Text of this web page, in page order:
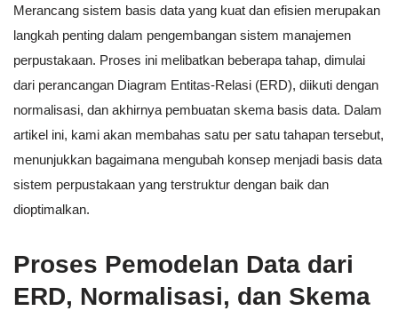
Merancang sistem basis data yang kuat dan efisien merupakan
langkah penting dalam pengembangan sistem manajemen
perpustakaan. Proses ini melibatkan beberapa tahap, dimulai
dari perancangan Diagram Entitas-Relasi (ERD), diikuti dengan
normalisasi, dan akhirnya pembuatan skema basis data. Dalam
artikel ini, kami akan membahas satu per satu tahapan tersebut,
menunjukkan bagaimana mengubah konsep menjadi basis data
sistem perpustakaan yang terstruktur dengan baik dan
dioptimalkan.
Proses Pemodelan Data dari
ERD, Normalisasi, dan Skema